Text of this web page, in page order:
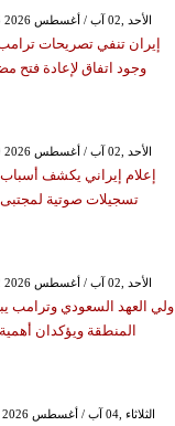
GMT 13:55 2026 الأحد ,02 آب / أغسطس
إيران تنفي تصريحات
وجود اتفاق لإعادة فتح
GMT 11:10 2026 الأحد ,02 آب / أغسطس
إعلام إيراني يكشف
تسجيلات صوتية
GMT 09:42 2026 الأحد ,02 آب / أغسطس
ولي العهد السعودي وترامب
المنطقة ويؤكدان أهمية
GMT 16:49 2026 الثلاثاء ,04 آب / أغسطس